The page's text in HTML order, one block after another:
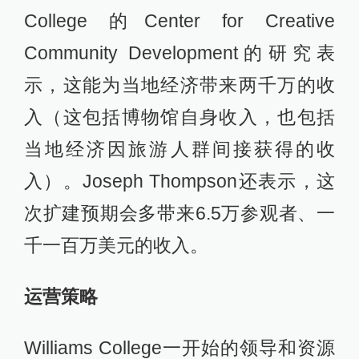
College 的Center for Creative
Community Development的研究表
示，这能为当地经济带来两千万的收
入（这包括博物馆自身收入，也包括
当地经济因旅游人群间接获得的收
入）。Joseph Thompson还表示，这
次扩建预期会多带来6.5万参观者、一
千一百万美元的收入。
运营策略
Williams College一开始的领导和资源